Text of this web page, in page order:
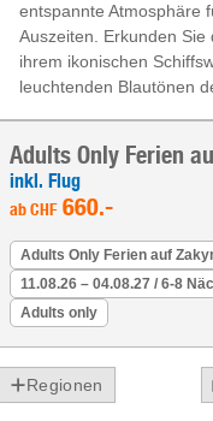
entspannte Atmosphäre
Auszeiten. Erkunden
ihrem ikonischen
leuchtenden Blautönen
Adults Only Ferien
inkl. Flug
abCHF 660.-
Adults Only Ferien auf
11.08.26 – 04.08.27 / 6-8
Adults only
Regionen